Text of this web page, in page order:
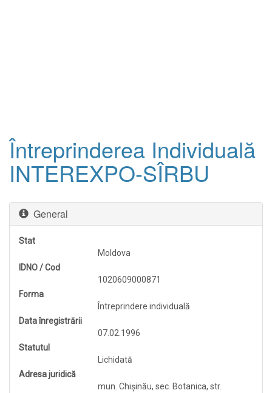
Întreprinderea Individuală
INTEREXPO-SÎRBU
General
Stat
Moldova
IDNO / Cod
1020609000871
Forma
Întreprindere individuală
Data înregistrării
07.02.1996
Statutul
Lichidată
Adresa juridică
mun. Chişinău, sec. Botanica, str.